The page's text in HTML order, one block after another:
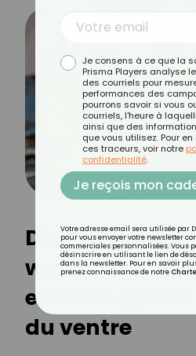
Découvrez le
woodchopper,
efficace
du ventre
Je consens à ce que la
Prisma Players analyse
des courriels pour
performances des
pourrons savoir si vous
courriels, l'heure à
ainsi que des
que vous utilisez. Pour
ces traceurs, voir notre
confidentialité.
Je reçois mon
Votre adresse email sera utilisée par
pour vous envoyer votre newsletter
commerciales personnalisées. Vous
désinscrire en utilisant le lien de
dans la newsletter. Pour en savoir
prenez connaissance de notre